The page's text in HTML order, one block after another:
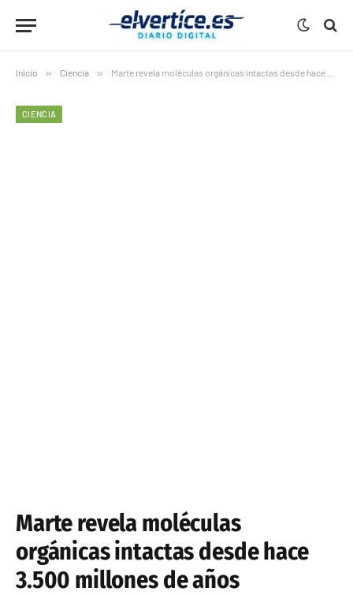
Inicio » Ciencia » Marte revela moléculas orgánicas intactas desde hace 3.500 millones de años
CIENCIA
Marte revela moléculas
orgánicas intactas desde hace
3.500 millones de años